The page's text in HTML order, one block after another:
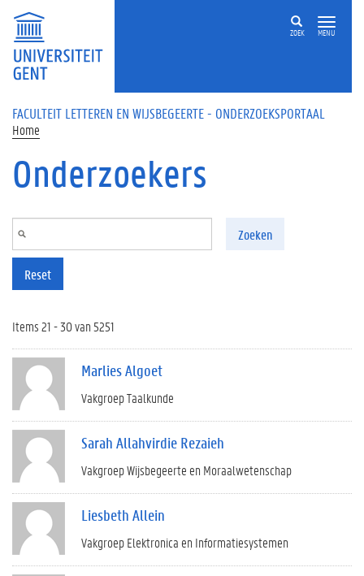
Overslaan en naar de inhoud gaan
ZOEK MENU
FACULTEIT LETTEREN EN WIJSBEGEERTE - ONDERZOEKSPORTAAL
Home
Onderzoekers
Zoeken
Reset
Items 21 - 30 van 5251
Marlies Algoet
Vakgroep Taalkunde
Sarah Allahvirdie Rezaieh
Vakgroep Wijsbegeerte en Moraalwetenschap
Liesbeth Allein
Vakgroep Elektronica en Informatiesystemen